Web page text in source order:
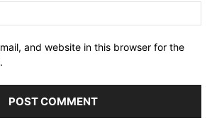
and website in this browser for the